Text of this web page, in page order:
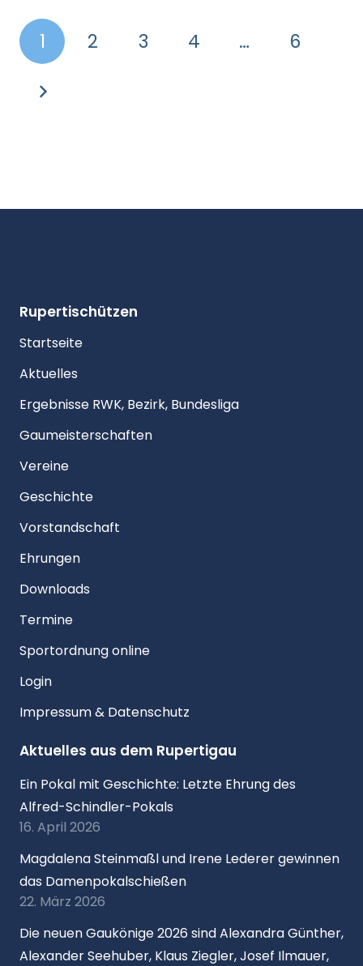
1 2 3 4 … 6
Rupertischützen
Startseite
Aktuelles
Ergebnisse RWK, Bezirk, Bundesliga
Gaumeisterschaften
Vereine
Geschichte
Vorstandschaft
Ehrungen
Downloads
Termine
Sportordnung online
Login
Impressum & Datenschutz
Aktuelles aus dem Rupertigau
Ein Pokal mit Geschichte: Letzte Ehrung des
Alfred-Schindler-Pokals
16. April 2026
Magdalena Steinmaßl und Irene Lederer gewinnen
das Damenpokalschießen
22. März 2026
Die neuen Gaukönige 2026 sind Alexandra Günther,
Alexander Seehuber, Klaus Ziegler, Josef Ilmauer,